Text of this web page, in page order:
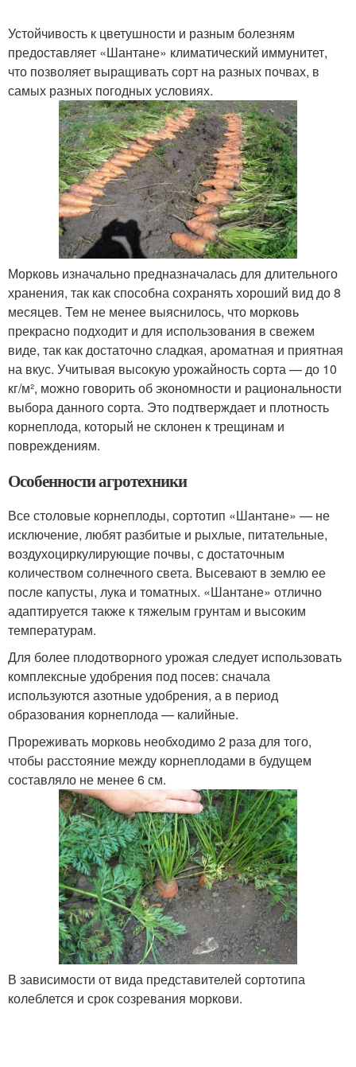
Устойчивость к цветушности и разным болезням
предоставляет «Шантане» климатический иммунитет,
что позволяет выращивать сорт на разных почвах, в
самых разных погодных условиях.
Морковь изначально предназначалась для длительного
хранения, так как способна сохранять хороший вид до 8
месяцев. Тем не менее выяснилось, что морковь
прекрасно подходит и для использования в свежем
виде, так как достаточно сладкая, ароматная и приятная
на вкус. Учитывая высокую урожайность сорта — до 10
кг/м², можно говорить об экономности и рациональности
выбора данного сорта. Это подтверждает и плотность
корнеплода, который не склонен к трещинам и
повреждениям.
Особенности агротехники
Все столовые корнеплоды, сортотип «Шантане» — не
исключение, любят разбитые и рыхлые, питательные,
воздухоциркулирующие почвы, с достаточным
количеством солнечного света. Высевают в землю ее
после капусты, лука и томатных. «Шантане» отлично
адаптируется также к тяжелым грунтам и высоким
температурам.
Для более плодотворного урожая следует использовать
комплексные удобрения под посев: сначала
используются азотные удобрения, а в период
образования корнеплода — калийные.
Прореживать морковь необходимо 2 раза для того,
чтобы расстояние между корнеплодами в будущем
составляло не менее 6 см.
В зависимости от вида представителей сортотипа
колеблется и срок созревания моркови.